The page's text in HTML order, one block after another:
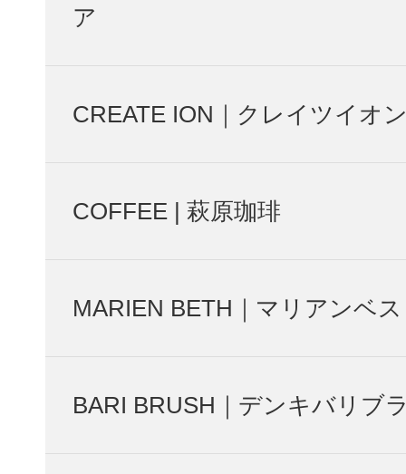
ア
CREATE ION｜クレイツイオ
COFFEE | 萩原珈琲
MARIEN BETH｜マリアンベス
BARI BRUSH｜デンキバリブ